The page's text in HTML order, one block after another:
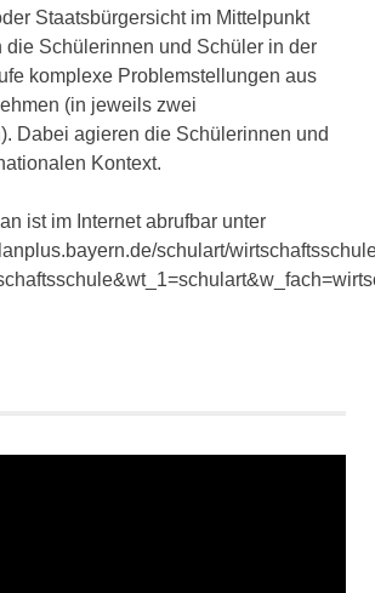
Staatsbürgersicht im Mittelpunkt
die Schülerinnen und Schüler in der
komplexe Problemstellungen aus
(in jeweils zwei
Dabei agieren die Schülerinnen und
Kontext.
ist im Internet abrufbar unter
schulart/